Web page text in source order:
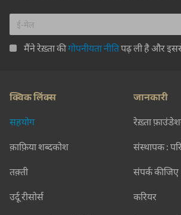
मैंने रेख़्ता कीगोपनीयता नीतिपढ़ ली है और
क्विक लिंक्स
सहयोग
क़ाफ़िया शब्दकोश
तक़्ती
उर्दू रीसोर्स
जानकारी
रेख़्ता
संस्थापक :
संपर्क कीजिए
करियर